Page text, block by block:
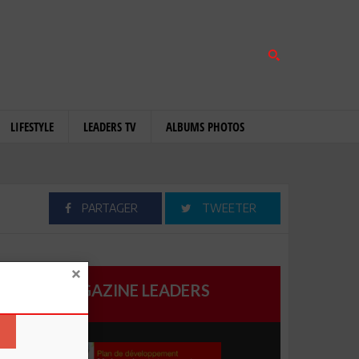
LIFESTYLE LEADERS TV ALBUMS PHOTOS
PARTAGER TWEETER
MAGAZINE LEADERS